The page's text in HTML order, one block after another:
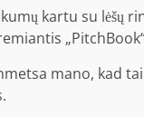
kartu su lėšų
mano, kad